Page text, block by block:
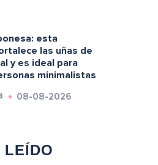
esta
las uñas de
y es ideal para
minimalistas
08-08-2026
LEÍDO